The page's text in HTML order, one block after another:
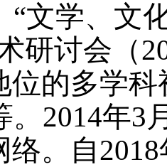
“文学、
研讨会（
位的多学
。2014年
络。自